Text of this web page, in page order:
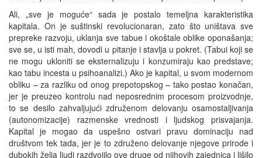
Ali, „sve je moguće“ sada je postalo temeljna karakteristika
kapitala. On je suštinski revolucionaran, zato što uništava sve
prepreke razvoju, uklanja sve tabue i okoštale oblike oponašanja;
sve se, u isti mah, dovodi u pitanje i stavlja u pokret. (Tabui koji se
ne mogu ukloniti se eksternalizuju i konzumiraju kao predstave;
kao tabu incesta u psihoanalizi.) Ako je kapital, u svom modernom
obliku – za razliku od onog prepotopskog – tako postao konačan,
jer je preuzeo kontrolu nad neposrednim procesom proizvodnje,
to se desilo zahvaljujući združenom delovanju osamostaljivanja
(autonomizacije) razmenske vrednosti i ljudskog prisvajanja.
Kapital je mogao da uspešno ostvari pravu dominaciju nad
društvom tek tada, jer je to združeno delovanje njegove prirode i
dubokih želja ljudi razdvojilo ove druge od njihovih zajednica i lišilo